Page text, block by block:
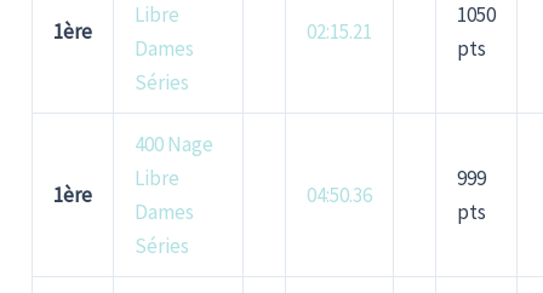
1ère
Libre
Dames
Séries
02:15.21
1050
pts
1ère
400 Nage
Libre
Dames
Séries
04:50.36
999
pts